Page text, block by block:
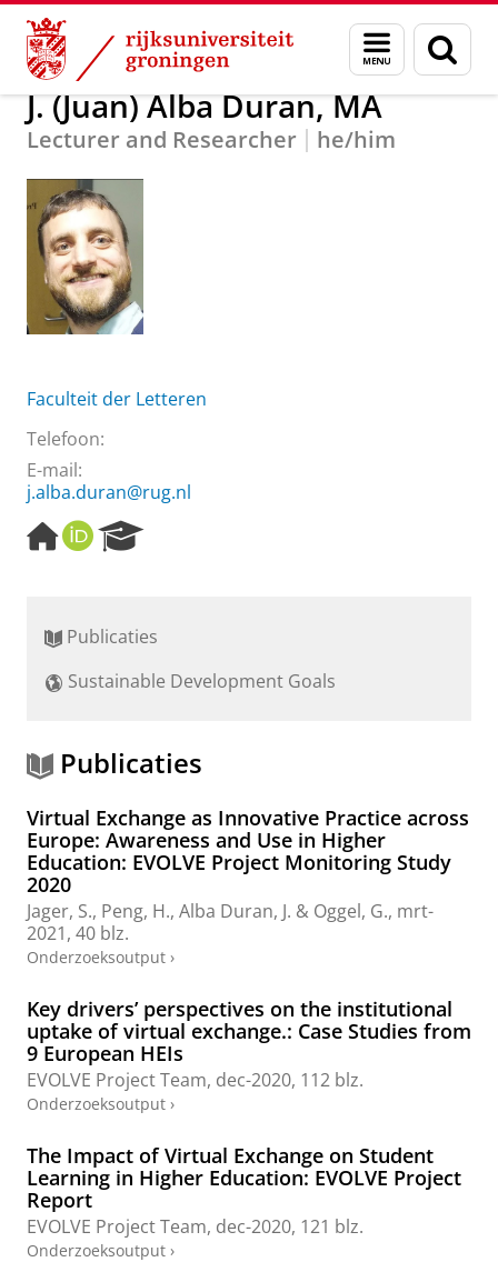
Skip
Content
Skip
Navigation
Menu
en
zoeken
Over ons J. (Juan) Alba Duran, MA
J. (Juan) Alba Duran, MA
Lecturer and Researcher he/him
Faculteit der Letteren
Telefoon:
E-mail:
j.alba.duran@rug.nl
H
o
a
e
O
R
r
h
r
t
l
Publicaties
Sustainable Development Goals
Publicaties
Virtual Exchange as Innovative Practice across
Europe: Awareness and Use in Higher
Education: EVOLVE Project Monitoring Study
2020
Jager, S., Peng, H., Alba Duran, J. & Oggel, G., mrt-
2021, 40 blz.
Onderzoeksoutput ›
Key drivers’ perspectives on the institutional
uptake of virtual exchange.: Case Studies from
9 European HEIs
EVOLVE Project Team, dec-2020, 112 blz.
Onderzoeksoutput ›
The Impact of Virtual Exchange on Student
Learning in Higher Education: EVOLVE Project
Report
EVOLVE Project Team, dec-2020, 121 blz.
Onderzoeksoutput ›